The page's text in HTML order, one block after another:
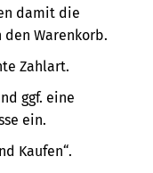
damit die
Warenkorb.
Zahlart.
ggf. eine
ein.
Kaufen“.